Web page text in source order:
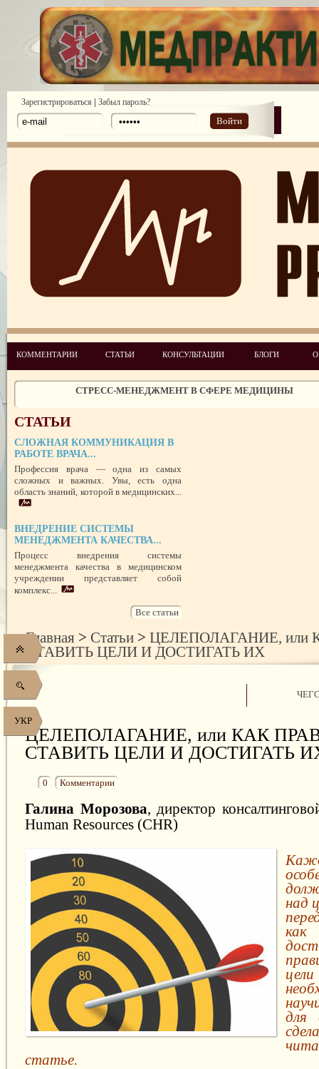
УКР
Зарегистрироваться | Забыл пароль?
Войти
КОММЕНТАРИИ СТАТЬИ КОНСУЛЬТАЦИИ БЛОГИ
ПОТРЕБИТЕЛЬСКИЙ ЭКСТРЕМИЗМ
ПЕРЕГОРЕЛО, или ЧЕМ ГРОЗИТ ЭМОЦИОНАЛЬНОЕ
ПЕРСОНАЛА
УСПЕШНЫЙ ДЕБЮТ «ШКОЛЫ АДМИНИСТРАТОРОВ
ЦЕЛЕПОЛАГАНИЕ, или КАК ПРАВИЛЬНО СТАВИТЬ ЦЕЛИ И
ИХ
ЧЕГО ХОТЯТ ПАЦИЕНТЫ КАТЕГОРИИ VIP
СТРЕСС-МЕНЕДЖМЕНТ В СФЕРЕ МЕДИЦИНЫ
ЗАЩИТА РЕПУТАЦИИ В СЕТИ ИНТЕРНЕТ: SERM, ИЛИ КАК
ПРАВОВОЙ СТАТУС ПРЕДСТАВИТЕЛЯ ПАЦИЕНТА В УКРАИНЕ
РУБЕЖОМ
РОЛЬ МЕДИЦИНСКОЙ ДОКУМЕНТАЦИИ КАК
ГРАЖДАНСКОМ И УГОЛОВНОМ СУДОПРОИЗВОДСТВЕ
СТАТЬИ
СЛОЖНАЯ КОММУНИКАЦИЯ В
РАБОТЕ ВРАЧА...
Профессия врача — одна из самых
сложных и важных. Увы, есть одна
область знаний, которой в медицинских...
ВНЕДРЕНИЕ СИСТЕМЫ
МЕНЕДЖМЕНТА КАЧЕСТВА...
Процесс внедрения системы
менеджмента качества в медицинском
учреждении представляет собой
комплекс...
Все статьи
Главная > Статьи > ЦЕЛЕПОЛАГАНИЕ, или
СТАВИТЬ ЦЕЛИ И ДОСТИГАТЬ ИХ
ЦЕЛЕПОЛАГАНИЕ, или КАК
СТАВИТЬ ЦЕЛИ И ДОСТИГАТЬ
0 Комментарии
Галина Морозова, директор
Human Resources (CHR)
над
для
статье.